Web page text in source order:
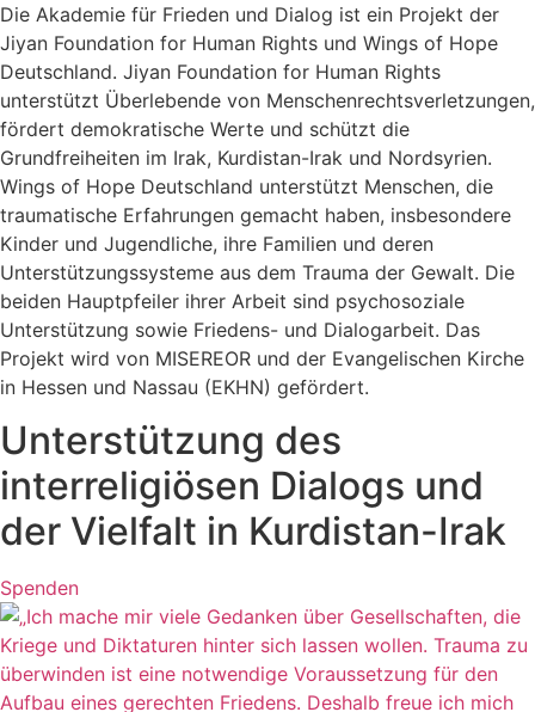
Die Akademie für Frieden und Dialog ist ein Projekt der
Jiyan Foundation for Human Rights und Wings of Hope
Deutschland. Jiyan Foundation for Human Rights
unterstützt Überlebende von Menschenrechtsverletzungen,
fördert demokratische Werte und schützt die
Grundfreiheiten im Irak, Kurdistan-Irak und Nordsyrien.
Wings of Hope Deutschland unterstützt Menschen, die
traumatische Erfahrungen gemacht haben, insbesondere
Kinder und Jugendliche, ihre Familien und deren
Unterstützungssysteme aus dem Trauma der Gewalt. Die
beiden Hauptpfeiler ihrer Arbeit sind psychosoziale
Unterstützung sowie Friedens- und Dialogarbeit. Das
Projekt wird von MISEREOR und der Evangelischen Kirche
in Hessen und Nassau (EKHN) gefördert.
Unterstützung des
interreligiösen Dialogs und
der Vielfalt in Kurdistan-Irak
Spenden